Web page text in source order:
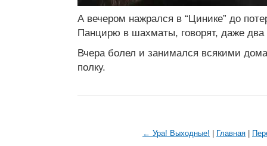
А вечером нажрался в “Цинике” до
Панцирю в шахматы, говорят, даже
Вчера болел и занимался всякими
полку.
← Ура! Выходные! Главная